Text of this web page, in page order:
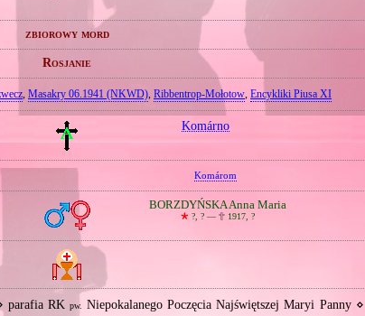
zbiorowy mord
Rosjanie
, Masakry 06.1941 (NKWD), Ribbentrop‐Mołotow, Encykliki Piusa XI
Komárno
Komárom
BORZDYŃSKA Anna Maria
🞲 ?, ? —🕆 1917, ?
parafia RKpw.
Niepokalanego Poczęcia Najświętszej Maryi Panny ⋄